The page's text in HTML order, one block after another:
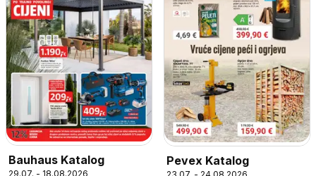
Bauhaus Katalog
29.07. - 18.08.2026
Pevex Katalog